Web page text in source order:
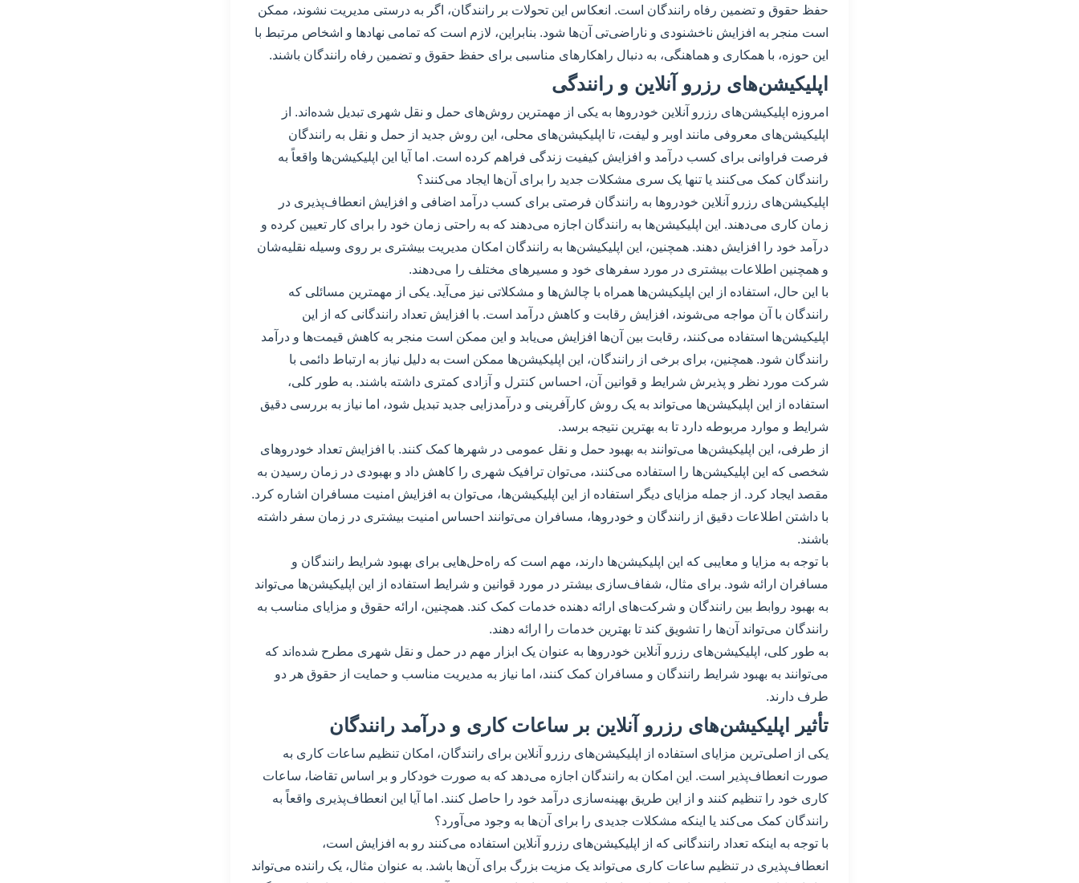
حفظ حقوق و تضمین رفاه رانندگان است. انعکاس این تحولات بر رانندگان، اگر به درستی مدیریت نشوند، ممکن
است منجر به افزایش ناخشنودی و ناراضی‌تی آن‌ها شود. بنابراین، لازم است که تمامی نهادها و اشخاص مرتبط با
این حوزه، با همکاری و هماهنگی، به دنبال راهکارهای مناسبی برای حفظ حقوق و تضمین رفاه رانندگان باشند.
اپلیکیشن‌های رزرو آنلاین و رانندگی
امروزه اپلیکیشن‌های رزرو آنلاین خودروها به یکی از مهمترین روش‌های حمل و نقل شهری تبدیل شده‌اند. از
اپلیکیشن‌های معروفی مانند اوبر و لیفت، تا اپلیکیشن‌های محلی، این روش جدید از حمل و نقل به رانندگان
فرصت فراوانی برای کسب درآمد و افزایش کیفیت زندگی فراهم کرده است. اما آیا این اپلیکیشن‌ها واقعاً به
رانندگان کمک می‌کنند یا تنها یک سری مشکلات جدید را برای آن‌ها ایجاد می‌کنند؟
اپلیکیشن‌های رزرو آنلاین خودروها به رانندگان فرصتی برای کسب درآمد اضافی و افزایش انعطاف‌پذیری در
زمان کاری می‌دهند. این اپلیکیشن‌ها به رانندگان اجازه می‌دهند که به راحتی زمان خود را برای کار تعیین کرده و
درآمد خود را افزایش دهند. همچنین، این اپلیکیشن‌ها به رانندگان امکان مدیریت بیشتری بر روی وسیله نقلیه‌شان
و همچنین اطلاعات بیشتری در مورد سفرهای خود و مسیرهای مختلف را می‌دهند.
با این حال، استفاده از این اپلیکیشن‌ها همراه با چالش‌ها و مشکلاتی نیز می‌آید. یکی از مهمترین مسائلی که
رانندگان با آن مواجه می‌شوند، افزایش رقابت و کاهش درآمد است. با افزایش تعداد رانندگانی که از این
اپلیکیشن‌ها استفاده می‌کنند، رقابت بین آن‌ها افزایش می‌یابد و این ممکن است منجر به کاهش قیمت‌ها و درآمد
رانندگان شود. همچنین، برای برخی از رانندگان، این اپلیکیشن‌ها ممکن است به دلیل نیاز به ارتباط دائمی با
شرکت مورد نظر و پذیرش شرایط و قوانین آن، احساس کنترل و آزادی کمتری داشته باشند. به طور کلی،
استفاده از این اپلیکیشن‌ها می‌تواند به یک روش کارآفرینی و درآمدزایی جدید تبدیل شود، اما نیاز به بررسی دقیق
شرایط و موارد مربوطه دارد تا به بهترین نتیجه برسد.
از طرفی، این اپلیکیشن‌ها می‌توانند به بهبود حمل و نقل عمومی در شهرها کمک کنند. با افزایش تعداد خودروهای
شخصی که این اپلیکیشن‌ها را استفاده می‌کنند، می‌توان ترافیک شهری را کاهش داد و بهبودی در زمان رسیدن به
مقصد ایجاد کرد. از جمله مزایای دیگر استفاده از این اپلیکیشن‌ها، می‌توان به افزایش امنیت مسافران اشاره کرد.
با داشتن اطلاعات دقیق از رانندگان و خودروها، مسافران می‌توانند احساس امنیت بیشتری در زمان سفر داشته
باشند.
با توجه به مزایا و معایبی که این اپلیکیشن‌ها دارند، مهم است که راه‌حل‌هایی برای بهبود شرایط رانندگان و
مسافران ارائه شود. برای مثال، شفاف‌سازی بیشتر در مورد قوانین و شرایط استفاده از این اپلیکیشن‌ها می‌تواند
به بهبود روابط بین رانندگان و شرکت‌های ارائه دهنده خدمات کمک کند. همچنین، ارائه حقوق و مزایای مناسب به
رانندگان می‌تواند آن‌ها را تشویق کند تا بهترین خدمات را ارائه دهند.
به طور کلی، اپلیکیشن‌های رزرو آنلاین خودروها به عنوان یک ابزار مهم در حمل و نقل شهری مطرح شده‌اند که
می‌توانند به بهبود شرایط رانندگان و مسافران کمک کنند، اما نیاز به مدیریت مناسب و حمایت از حقوق هر دو
طرف دارند.
تأثیر اپلیکیشن‌های رزرو آنلاین بر ساعات کاری و درآمد رانندگان
یکی از اصلی‌ترین مزایای استفاده از اپلیکیشن‌های رزرو آنلاین برای رانندگان، امکان تنظیم ساعات کاری به
صورت انعطاف‌پذیر است. این امکان به رانندگان اجازه می‌دهد که به صورت خودکار و بر اساس تقاضا، ساعات
کاری خود را تنظیم کنند و از این طریق بهینه‌سازی درآمد خود را حاصل کنند. اما آیا این انعطاف‌پذیری واقعاً به
رانندگان کمک می‌کند یا اینکه مشکلات جدیدی را برای آن‌ها به وجود می‌آورد؟
با توجه به اینکه تعداد رانندگانی که از اپلیکیشن‌های رزرو آنلاین استفاده می‌کنند رو به افزایش است،
انعطاف‌پذیری در تنظیم ساعات کاری می‌تواند یک مزیت بزرگ برای آن‌ها باشد. به عنوان مثال، یک راننده می‌تواند